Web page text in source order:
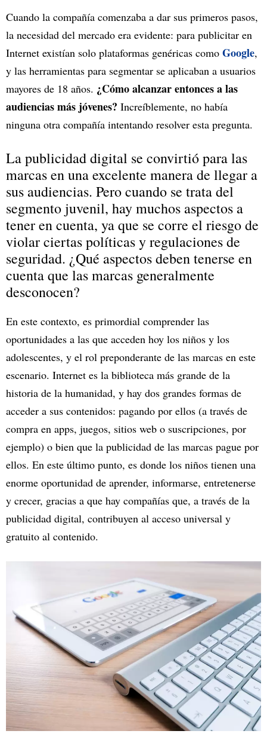
Cuando la compañía comenzaba a dar sus primeros pasos,
la necesidad del mercado era evidente: para publicitar en
Internet existían solo plataformas genéricas como Google,
y las herramientas para segmentar se aplicaban a usuarios
mayores de 18 años. ¿Cómo alcanzar entonces a las
audiencias más jóvenes? Increíblemente, no había
ninguna otra compañía intentando resolver esta pregunta.
La publicidad digital se convirtió para las
marcas en una excelente manera de llegar a
sus audiencias. Pero cuando se trata del
segmento juvenil, hay muchos aspectos a
tener en cuenta, ya que se corre el riesgo de
violar ciertas políticas y regulaciones de
seguridad. ¿Qué aspectos deben tenerse en
cuenta que las marcas generalmente
desconocen?
En este contexto, es primordial comprender las
oportunidades a las que acceden hoy los niños y los
adolescentes, y el rol preponderante de las marcas en este
escenario. Internet es la biblioteca más grande de la
historia de la humanidad, y hay dos grandes formas de
acceder a sus contenidos: pagando por ellos (a través de
compra en apps, juegos, sitios web o suscripciones, por
ejemplo) o bien que la publicidad de las marcas pague por
ellos. En este último punto, es donde los niños tienen una
enorme oportunidad de aprender, informarse, entretenerse
y crecer, gracias a que hay compañías que, a través de la
publicidad digital, contribuyen al acceso universal y
gratuito al contenido.